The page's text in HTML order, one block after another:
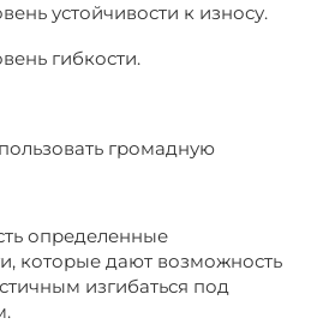
устойчивости к износу.
гибкости.
громадную
определенные
которые дают возможность
изгибаться под